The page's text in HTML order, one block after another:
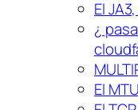
El
¿
El